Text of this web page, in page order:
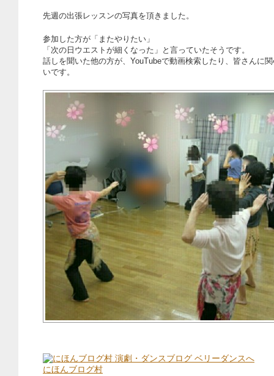
先週の出張レッスンの写真を頂きました。
参加した方が「またやりたい」
「次の日ウエストが細くなった」と言っていたそうです。
話しを聞いた他の方が、YouTubeで動画検索したり、皆さんに
いです。
にほんブログ村